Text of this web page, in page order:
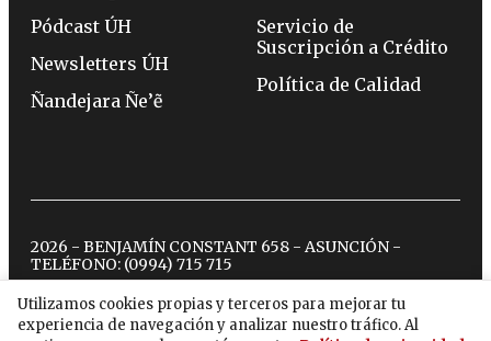
Utilizamos cookies propias y terceros para mejorar tu
experiencia de navegación y analizar nuestro tráfico. Al
Pódcast ÚH
Newsletters ÚH
Ñandejara Ñe’ẽ
Servicio de
Suscripción a Crédito
Política de Calidad
2026 - BENJAMÍN CONSTANT 658 - ASUNCIÓN -
TELÉFONO: (0994) 715 715